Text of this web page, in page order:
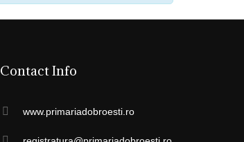
Contact Info
www.primariadobroesti.ro